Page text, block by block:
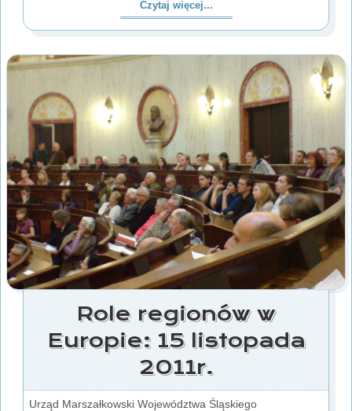
Czytaj więcej...
Role regionów w
Europie: 15 listopada
2011r.
Urząd Marszałkowski Województwa Śląskiego